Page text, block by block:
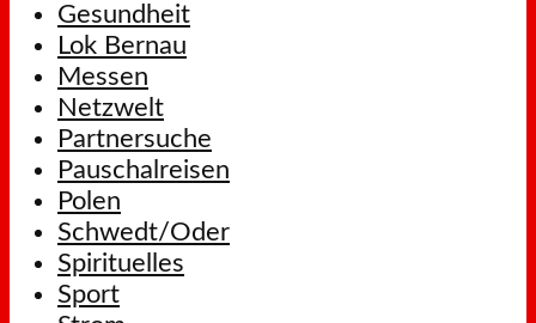
Gesundheit
Lok Bernau
Messen
Netzwelt
Partnersuche
Pauschalreisen
Polen
Schwedt/Oder
Spirituelles
Sport